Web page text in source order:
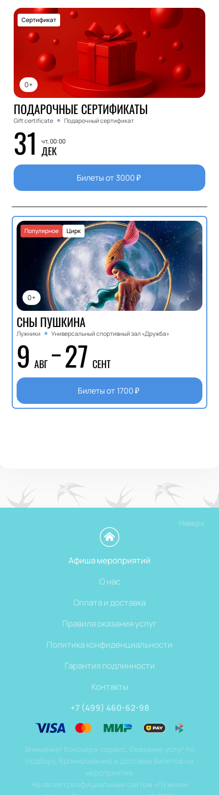
0+
Сертификат
ПОДАРОЧНЫЕ СЕРТИФИКАТЫ
Gift certificate Подарочный сертификат
31 чт, 00:00
ДЕК
Билеты от 3000₽
0+
Цирк
Популярное
СНЫ ПУШКИНА
Лужники Универсальный спортивный зал «Дружба»
9 АВГ 27 СЕНТ
Билеты от 1700₽
Наверх
Афиша мероприятий
О нас
Оплата и доставка
Правила оказания услуг
Политика конфиденциальности
Гарантия подлинности
Контакты
+7 (499) 460-62-98
Внимание! Консьерж-сервис. Оказание услуг по
подбору, бронированию и доставке билетов на
мероприятия.
Не является официальным сайтом «Лужники